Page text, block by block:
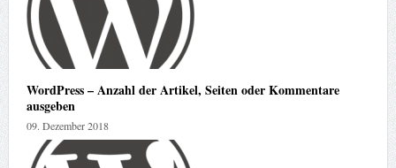
WordPress – Anzahl der Artikel, Seiten oder Kommentare
ausgeben
09. Dezember 2018